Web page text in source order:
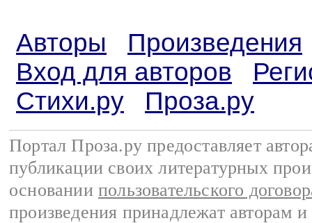
Авторы
Произведения
Вход для авторов
Стихи.ру
Проза.ру
Портал Проза.ру предоставляет
публикации своих литературных
основании пользовательского
произведения принадлежат авторам